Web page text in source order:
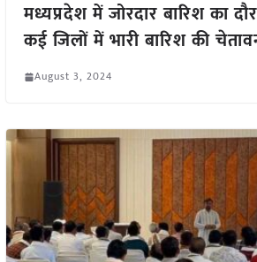
मध्यप्रदेश में जोरदार बारिश का
कई जिलों में भारी बारिश की
August 3, 2024